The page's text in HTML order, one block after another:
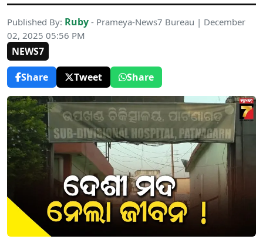
Published By: Ruby - Prameya-News7 Bureau | December
02, 2025 05:56 PM
NEWS7
Share
Tweet Share